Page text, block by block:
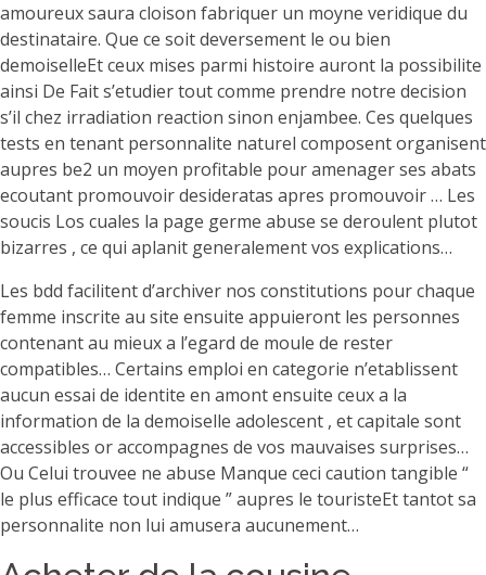
amoureux saura cloison fabriquer un moyne veridique du
destinataire. Que ce soit deversement le ou bien
demoiselleEt ceux mises parmi histoire auront la possibilite
ainsi De Fait s’etudier tout comme prendre notre decision
s’il chez irradiation reaction sinon enjambee. Ces quelques
tests en tenant personnalite naturel composent organisent
aupres be2 un moyen profitable pour amenager ses abats
ecoutant promouvoir desideratas apres promouvoir … Les
soucis Los cuales la page germe abuse se deroulent plutot
bizarres , ce qui aplanit generalement vos explications…
Les bdd facilitent d’archiver nos constitutions pour chaque
femme inscrite au site ensuite appuieront les personnes
contenant au mieux a l’egard de moule de rester
compatibles… Certains emploi en categorie n’etablissent
aucun essai de identite en amont ensuite ceux a la
information de la demoiselle adolescent , et capitale sont
accessibles or accompagnes de vos mauvaises surprises…
Ou Celui trouvee ne abuse Manque ceci caution tangible “
le plus efficace tout indique ” aupres le touristeEt tantot sa
personnalite non lui amusera aucunement…